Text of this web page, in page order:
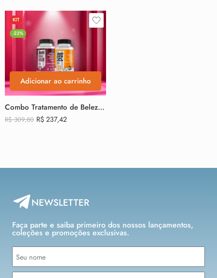
KIT
-23%
Adicionar ao carrinho
Combo Tratamento de Beleza: 1 NutriSEC e ganhe um 1 NutriSkinHair
R$309,80 R$237,42
NEWSLETTER
Faça parte e saiba primeiro dos nossos lançamentos,
coleções e promoções exclusivas.